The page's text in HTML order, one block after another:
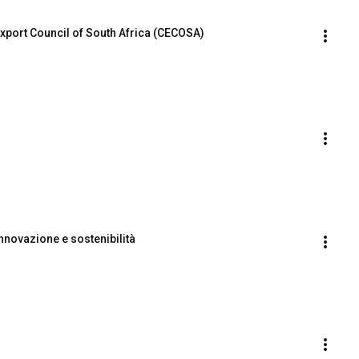
Council of South Africa (CECOSA)
e sostenibilità